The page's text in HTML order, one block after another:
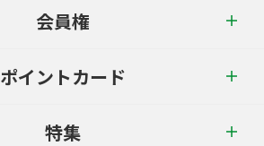
会員権
ポイントカード
特集